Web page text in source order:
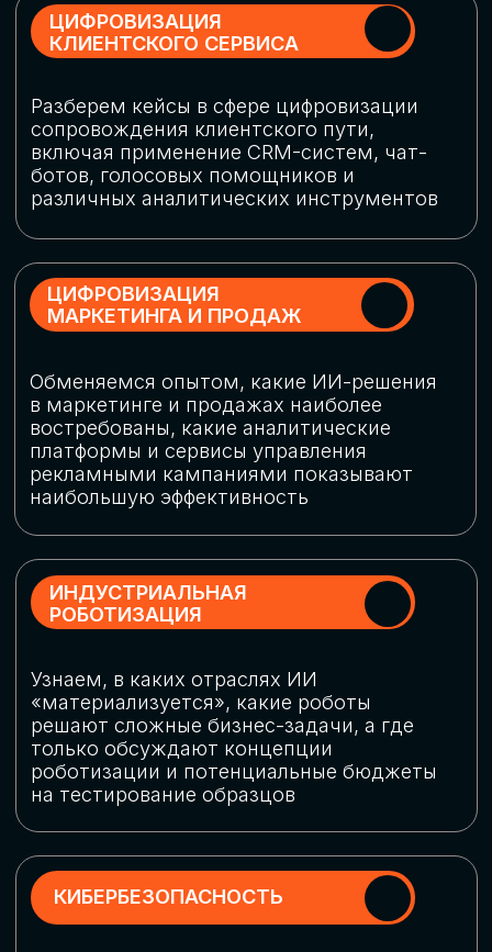
СКАЧАТЬ ПРОГРАММУ
СПИКЕРЫ
СТАТЬ СПИКЕРОМ
В конференции участвовали более 120 спикеров